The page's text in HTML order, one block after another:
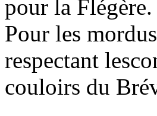
pour la Flégère.
Pour les
respectant
couloirs du